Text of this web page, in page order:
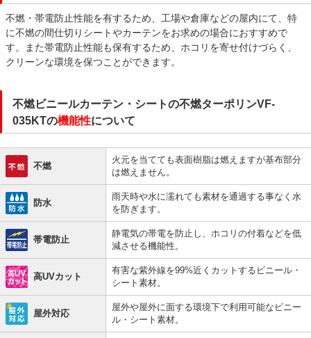
不燃・帯電防止性能を有するため、工場や倉庫などの屋内にて、特
に不燃の間仕切りシートやカーテンをお求めの場合におすすめで
す。また帯電防止性能も保有するため、ホコリを寄せ付けづらく、
クリーンな環境を保つことができます。
不燃ビニールカーテン・シートの不燃ターポリンVF-
035KTの機能性について
不燃
火元を当てても表面樹脂は燃えますが基布部分
は燃えません。
防水
雨天時や水に濡れても素材を通過する事なく水
を防ぎます。
帯電防止
静電気の帯電を防止し、ホコリの付着などを低
減させる機能性。
高UVカット
有害な紫外線を99%近くカットするビニール・
シート素材。
屋外対応
屋外や屋外に面する環境下で利用可能なビニー
ル・シート素材。